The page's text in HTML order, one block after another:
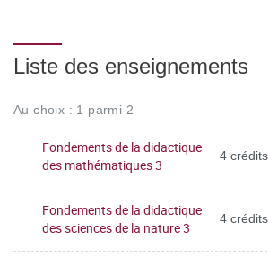
Liste des enseignements
Au choix : 1 parmi 2
Fondements de la didactique
des mathématiques 3
4 crédits
Fondements de la didactique
des sciences de la nature 3
4 crédits